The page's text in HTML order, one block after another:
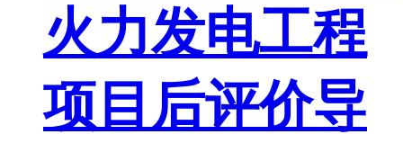
火力发电工程
项目后评价导